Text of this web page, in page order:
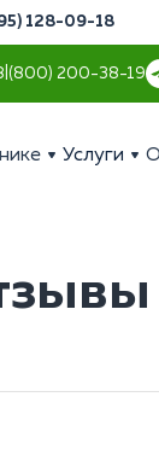
128-09-18
(800) 200-38-19
Услуги